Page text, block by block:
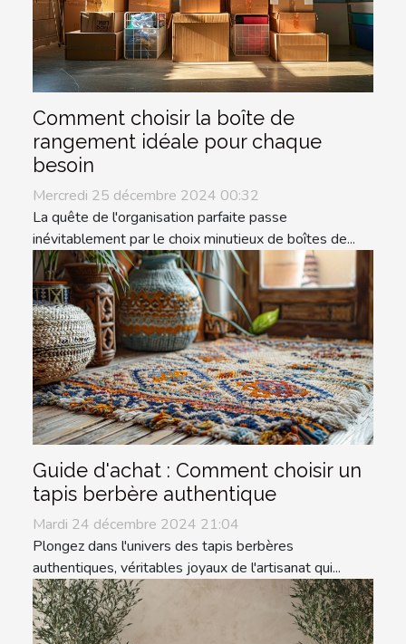
Comment choisir la boîte de
rangement idéale pour chaque
besoin
Mercredi 25 décembre 2024 00:32
La quête de l'organisation parfaite passe
inévitablement par le choix minutieux de boîtes de...
Guide d'achat : Comment choisir un
tapis berbère authentique
Mardi 24 décembre 2024 21:04
Plongez dans l'univers des tapis berbères
authentiques, véritables joyaux de l'artisanat qui...